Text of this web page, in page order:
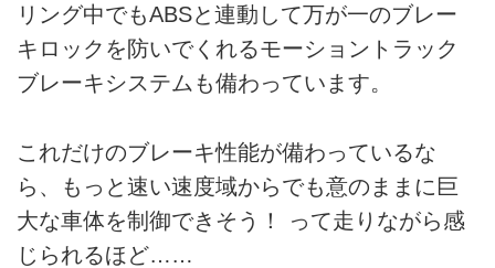
リング中でもABSと連動して万が一のブレー
キロックを防いでくれるモーショントラック
ブレーキシステムも備わっています。
これだけのブレーキ性能が備わっているな
ら、もっと速い速度域からでも意のままに巨
大な車体を制御できそう！ って走りながら感
じられるほど……